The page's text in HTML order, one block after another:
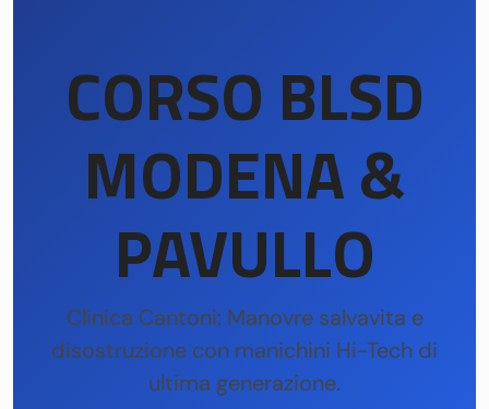
CORSO BLSD
MODENA &
PAVULLO
Clinica Cantoni: Manovre salvavita e
disostruzione con manichini Hi-Tech di
ultima generazione.